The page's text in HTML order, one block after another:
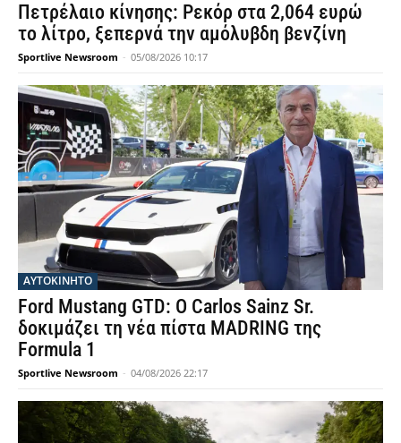
Πετρέλαιο κίνησης: Ρεκόρ στα 2,064 ευρώ
το λίτρο, ξεπερνά την αμόλυβδη βενζίνη
Sportlive Newsroom - 05/08/2026 10:17
ΑΥΤΟΚΙΝΗΤΟ
Ford Mustang GTD: Ο Carlos Sainz Sr.
δοκιμάζει τη νέα πίστα MADRING της
Formula 1
Sportlive Newsroom - 04/08/2026 22:17